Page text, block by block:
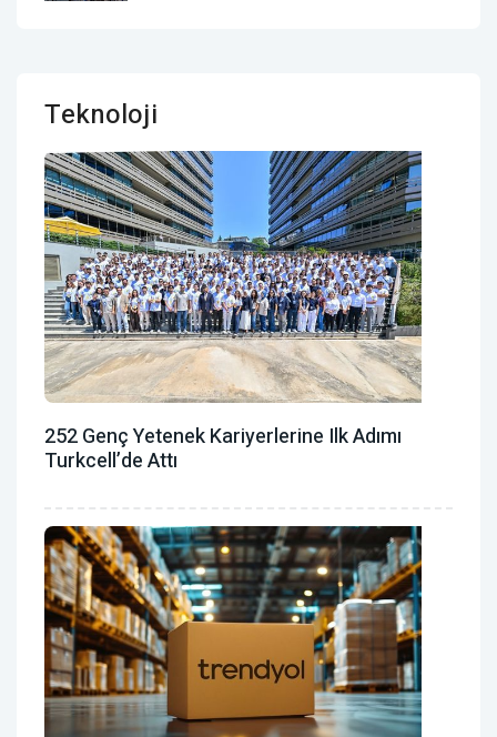
Teknoloji
252 Genç Yetenek Kariyerlerine Ilk Adımı
Turkcell’de Attı